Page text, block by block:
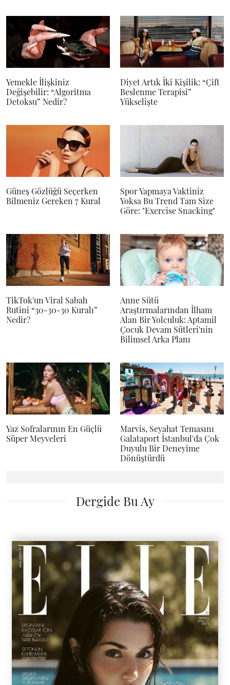
Yemekle İlişkiniz
Değişebilir: “Algoritma
Detoksu” Nedir?
Diyet Artık İki Kişilik: “Çift
Beslenme Terapisi”
Yükselişte
Güneş Gözlüğü Seçerken
Bilmeniz Gereken 7 Kural
Spor Yapmaya Vaktiniz
Yoksa Bu Trend Tam Size
Göre: "Exercise Snacking"
TikTok'un Viral Sabah
Rutini “30-30-30 Kuralı”
Nedir?
Anne Sütü
Araştırmalarından İlham
Alan Bir Yolculuk: Aptamil
Çocuk Devam Sütleri'nin
Bilimsel Arka Planı
Yaz Sofralarının En Güçlü
Süper Meyveleri
Marvis, Seyahat Temasını
Galataport İstanbul'da Çok
Duyulu Bir Deneyime
Dönüştürdü
Dergide Bu Ay